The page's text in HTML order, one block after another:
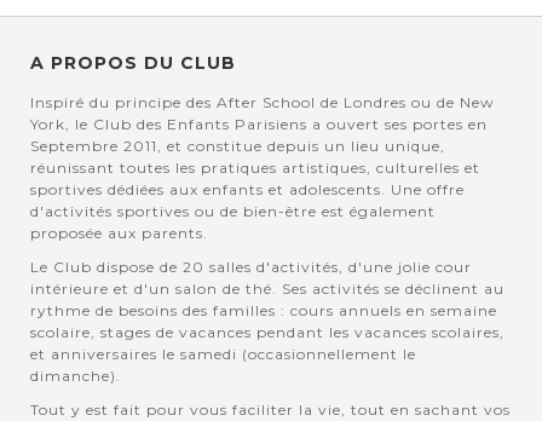
A PROPOS DU CLUB
Inspiré du principe des After School de Londres ou de New
York, le Club des Enfants Parisiens a ouvert ses portes en
Septembre 2011, et constitue depuis un lieu unique,
réunissant toutes les pratiques artistiques, culturelles et
sportives dédiées aux enfants et adolescents. Une offre
d'activités sportives ou de bien-être est également
proposée aux parents.
Le Club dispose de 20 salles d'activités, d'une jolie cour
intérieure et d'un salon de thé. Ses activités se déclinent au
rythme de besoins des familles : cours annuels en semaine
scolaire, stages de vacances pendant les vacances scolaires,
et anniversaires le samedi (occasionnellement le
dimanche).
Tout y est fait pour vous faciliter la vie, tout en sachant vos